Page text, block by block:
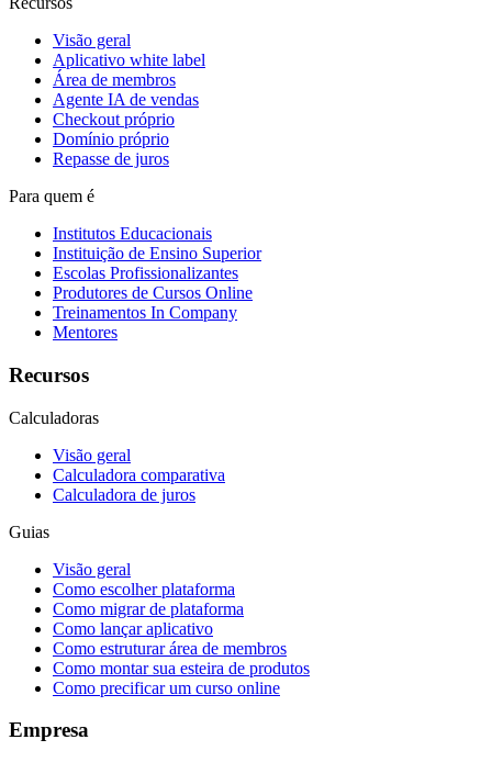
Visão geral
Aplicativo white label
Área de membros
Agente IA de vendas
Checkout próprio
Domínio próprio
Repasse de juros
Para quem é
Institutos Educacionais
Instituição de Ensino Superior
Escolas Profissionalizantes
Produtores de Cursos Online
Treinamentos In Company
Mentores
Recursos
Calculadoras
Visão geral
Calculadora comparativa
Calculadora de juros
Guias
Visão geral
Como escolher plataforma
Como migrar de plataforma
Como lançar aplicativo
Como estruturar área de membros
Como montar sua esteira de produtos
Como precificar um curso online
Empresa